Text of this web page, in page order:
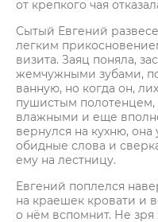
от крепкого чая
Сытый Евгений
легким
визита. Заяц поняла,
жемчужными зубами,
ванную, но когда он,
пушистым
влажными и еще
вернулся на кухню,
обидные слова и
ему на лестницу.
Евгений поплелся
на краешек кровати и
о нём вспомнит. Не